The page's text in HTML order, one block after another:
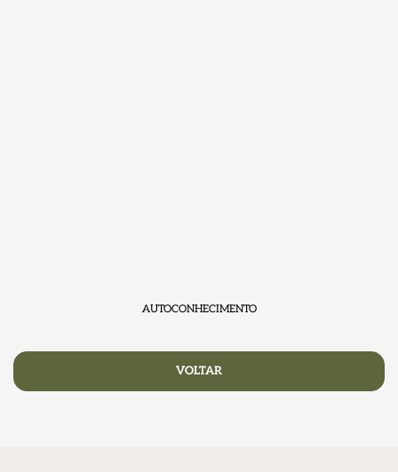
AUTOCONHECIMENTO
VOLTAR